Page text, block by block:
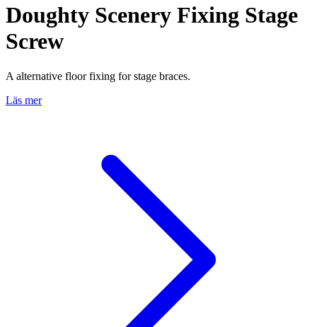
Doughty Scenery Fixing Stage
Screw
A alternative floor fixing for stage braces.
Läs mer